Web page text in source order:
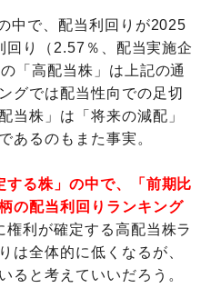
中で、配当利回りが2025
り（2.57％、配当実施企
「高配当株」は上記の通
グでは配当性向での足切
当株」は「将来の減配」
あるのもまた事実。
する株」の中で、「前期比
の配当利回りランキング
利が確定する高配当株ラ
は全体的に低くなるが、
ると考えていいだろう。